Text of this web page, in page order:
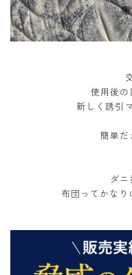
使用後の
新しく誘引
簡単
ダ
布団ってかな